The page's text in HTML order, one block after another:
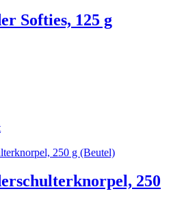
Softies, 125 g
250